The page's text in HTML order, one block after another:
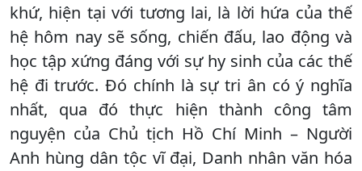
khứ, hiện tại với tương lai, là lời hứa của thế
hệ hôm nay sẽ sống, chiến đấu, lao động và
học tập xứng đáng với sự hy sinh của các thế
hệ đi trước. Đó chính là sự tri ân có ý nghĩa
nhất, qua đó thực hiện thành công tâm
nguyện của Chủ tịch Hồ Chí Minh – Người
Anh hùng dân tộc vĩ đại, Danh nhân văn hóa